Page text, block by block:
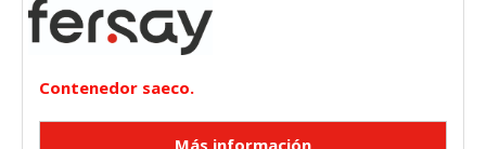
Contenedor saeco.
CONFIGURACIÓN DE COOKIES
HABILITAR TODO